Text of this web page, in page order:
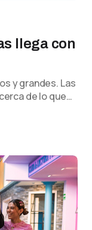
llega con
y grandes. Las
de lo que…